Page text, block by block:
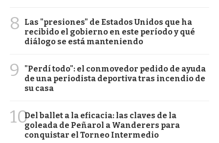
8
Las "presiones" de Estados Unidos que ha
recibido el gobierno en este período y qué
diálogo se está manteniendo
9
"Perdí todo": el conmovedor pedido de ayuda
de una periodista deportiva tras incendio de
su casa
10Del ballet a la eficacia: las claves de la
goleada de Peñarol a Wanderers para
conquistar el Torneo Intermedio